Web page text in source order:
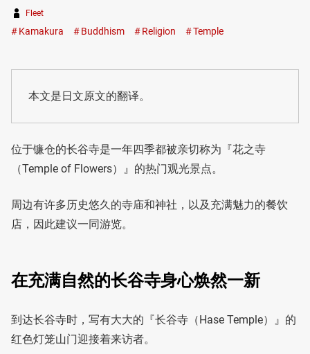
Fleet
Kamakura Buddhism Religion Temple
本文是日文原文的翻译。
位于镰仓的长谷寺是一年四季都被亲切称为『花之寺
（Temple of Flowers）』的热门观光景点。
周边有许多历史悠久的寺庙和神社，以及充满魅力的餐饮
店，因此建议一同游览。
在充满自然的长谷寺身心焕然一新
到达长谷寺时，写有大大的『长谷寺（Hase Temple）』的
红色灯笼山门迎接着来访者。